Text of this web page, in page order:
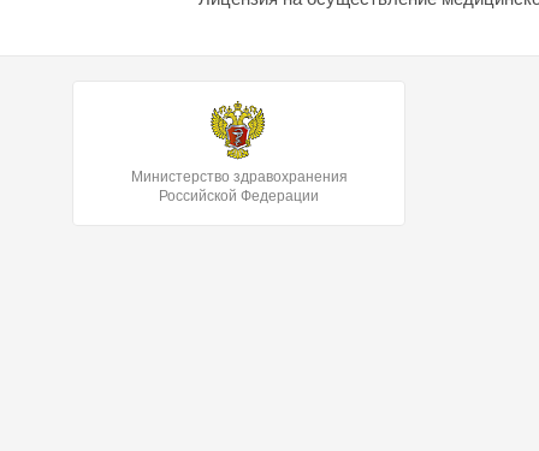
Министерство здравохранения
Российской Федерации